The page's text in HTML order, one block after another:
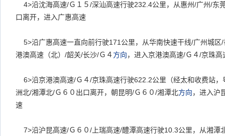
4>沿沈海高速/Ｇ１５/深汕高速行驶232.4公里，从惠州/广州/东
口离开，进入广惠高速
5>沿广惠高速一直向前行驶171公里，从华南快速干线/广州城
港澳高速（北）/韶关/长沙/Ｇ４ 方向，进入京港澳高速/Ｇ４/京珠高
6>沿京港澳高速/Ｇ４/京珠高速行驶622.2公里（经太和收费站
洲北/湘潭北/Ｇ６０出口离开，朝昆明/Ｇ６０/湘潭北方向，进入沪
速
7>沿沪昆高速/Ｇ６０/上瑞高速/醴潭高速行驶10.3公里，从湘潭